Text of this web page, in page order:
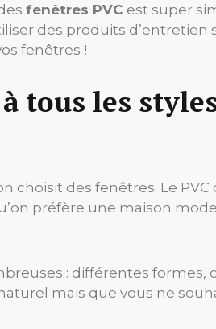
fenêtres PVC est super
des produits
fenêtres !
tous les
choisit des fenêtres. Le PVC
préfère une maison
: différentes formes,
mais que vous ne